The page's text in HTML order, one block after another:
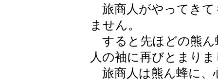
旅商人がやってきて
ません。
すると先ほどの熊ん
人の袖に再びとまり
旅商人は熊ん蜂に、